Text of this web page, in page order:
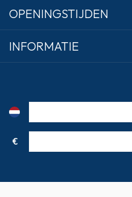
OPENINGSTIJDEN
INFORMATIE
€